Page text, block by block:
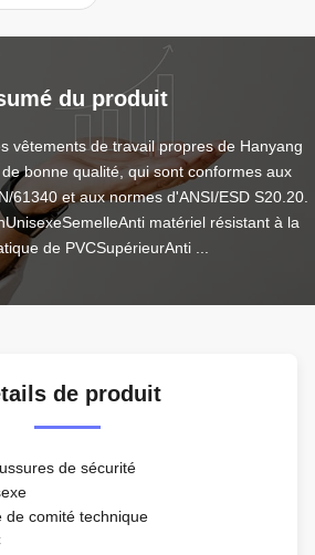
du produit
vêtements de travail propres de Hanyang
bonne qualité, qui sont conformes aux
61340 et aux normes d'ANSI/ESD S20.20.
matériel résistant à la
de PVCSupérieurAnti ...
de produit
de sécurité
de comité technique